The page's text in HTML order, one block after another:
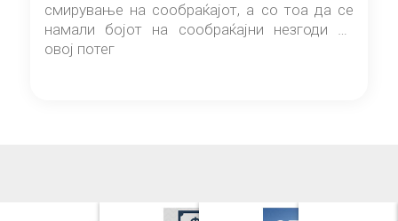
смирување на сообраќајот, а со тоа да се
намали бојот на сообраќајни незгоди на
овој потег